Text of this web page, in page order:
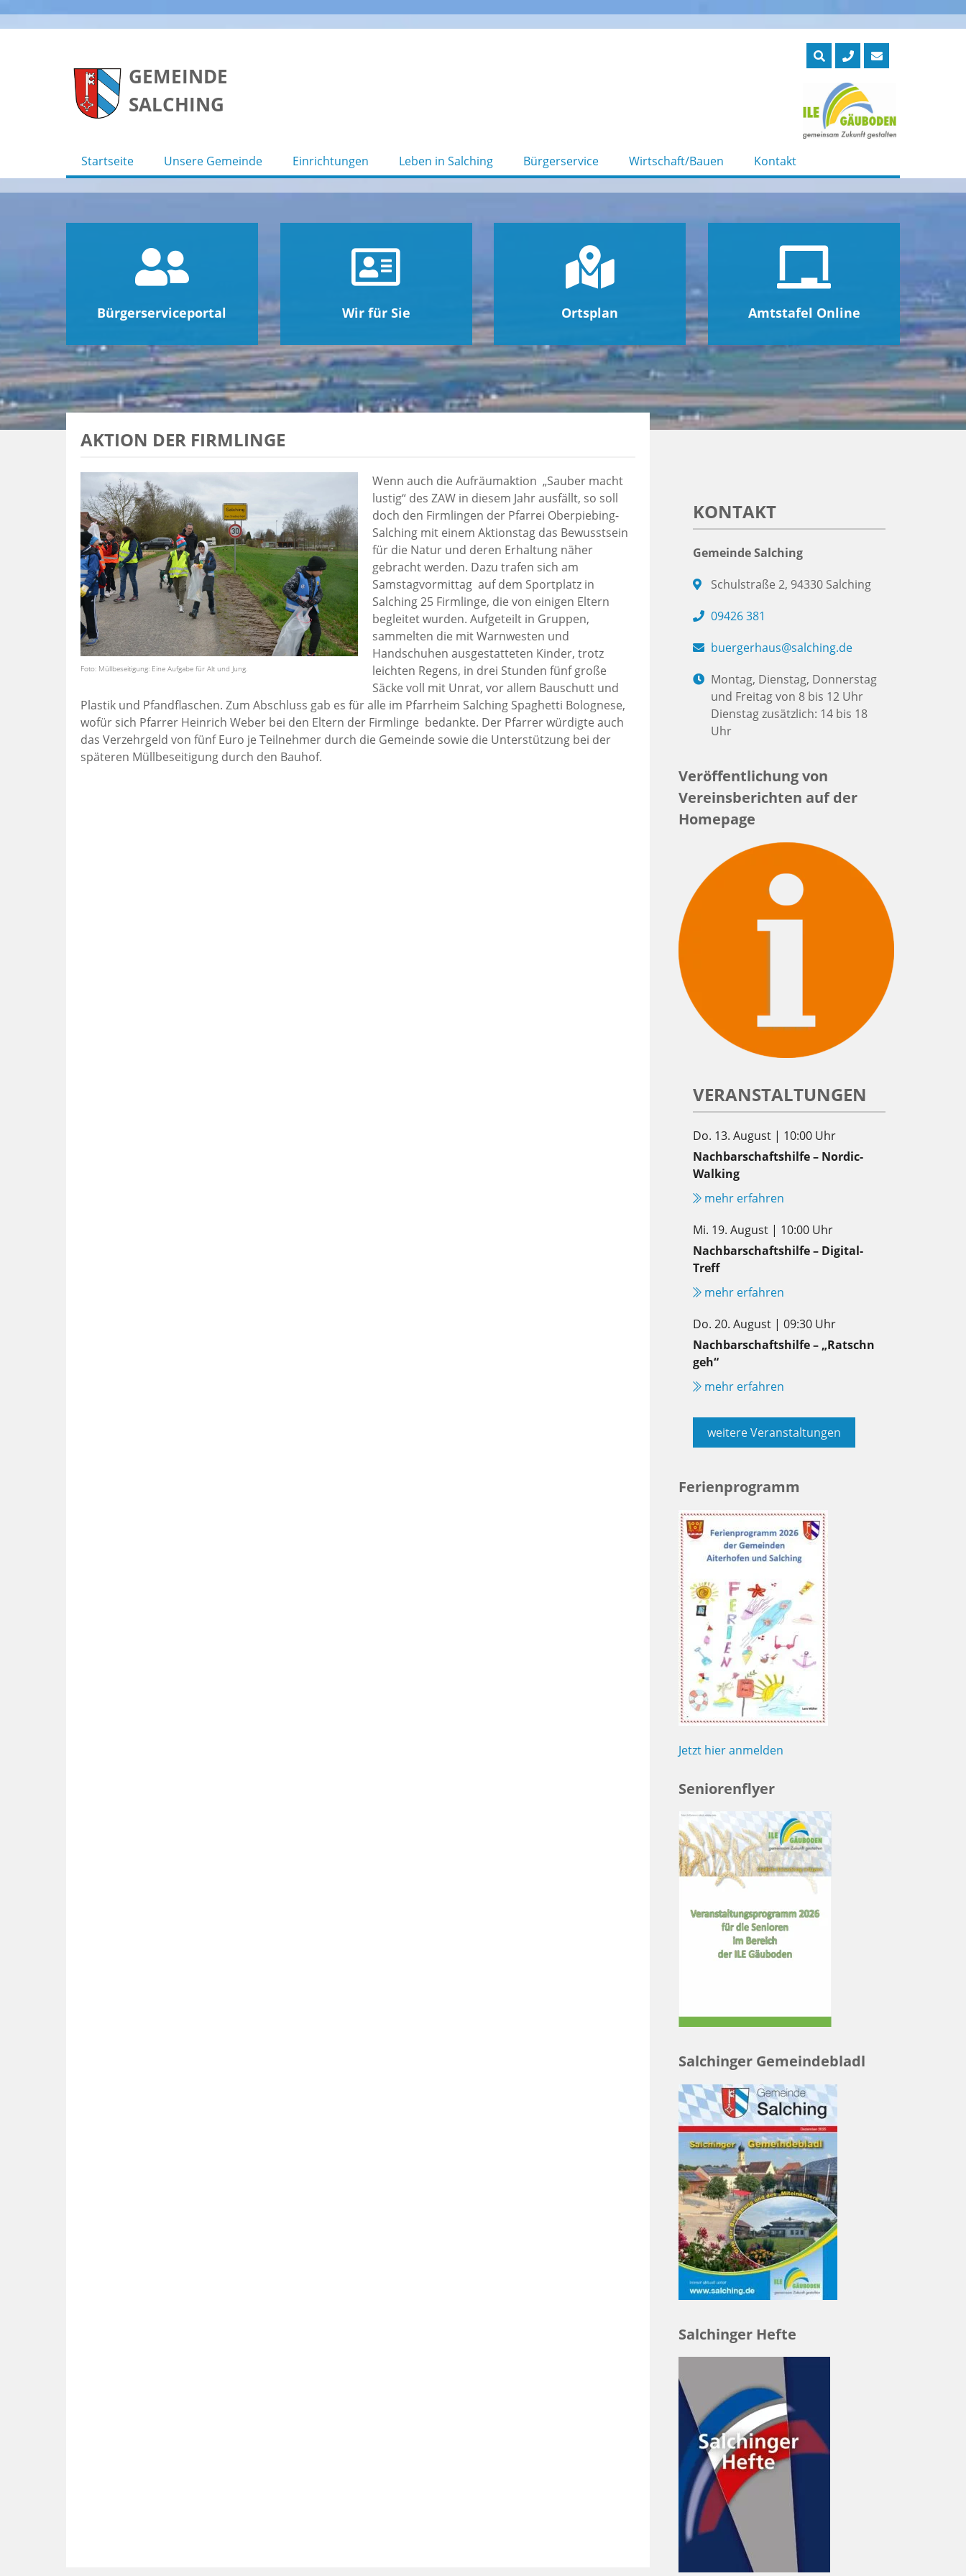
GEMEINDE
SALCHING
Startseite Unsere Gemeinde Einrichtungen Leben in Salching Bürgerservice Wirtschaft/Bauen Kontakt
Bürgerserviceportal Wir für Sie Ortsplan Amtstafel Online
AKTION DER FIRMLINGE
Foto: Müllbeseitigung: Eine Aufgabe für Alt und Jung.
Wenn auch die Aufräumaktion „Sauber macht
lustig“ des ZAW in diesem Jahr ausfällt, so soll
doch den Firmlingen der Pfarrei Oberpiebing-
Salching mit einem Aktionstag das Bewusstsein
für die Natur und deren Erhaltung näher
gebracht werden. Dazu trafen sich am
Samstagvormittag auf dem Sportplatz in
Salching 25 Firmlinge, die von einigen Eltern
begleitet wurden. Aufgeteilt in Gruppen,
sammelten die mit Warnwesten und
Handschuhen ausgestatteten Kinder, trotz
leichten Regens, in drei Stunden fünf große
Säcke voll mit Unrat, vor allem Bauschutt und
Plastik und Pfandflaschen. Zum Abschluss gab es für alle im Pfarrheim Salching Spaghetti Bolognese,
wofür sich Pfarrer Heinrich Weber bei den Eltern der Firmlinge bedankte. Der Pfarrer würdigte auch
das Verzehrgeld von fünf Euro je Teilnehmer durch die Gemeinde sowie die Unterstützung bei der
späteren Müllbeseitigung durch den Bauhof.
KONTAKT
Gemeinde Salching
Schulstraße 2, 94330 Salching
09426 381
buergerhaus@salching.de
Montag, Dienstag, Donnerstag
und Freitag von 8 bis 12 Uhr
Dienstag zusätzlich: 14 bis 18
Uhr
Veröffentlichung von
Vereinsberichten auf der
Homepage
VERANSTALTUNGEN
Do. 13. August | 10:00 Uhr
Nachbarschaftshilfe – Nordic-
Walking
mehr erfahren
Mi. 19. August | 10:00 Uhr
Nachbarschaftshilfe – Digital-
Treff
mehr erfahren
Do. 20. August | 09:30 Uhr
Nachbarschaftshilfe – „Ratschn
geh“
mehr erfahren
weitere Veranstaltungen
Ferienprogramm
Jetzt hier anmelden
Seniorenflyer
Salchinger Gemeindebladl
Salchinger Hefte